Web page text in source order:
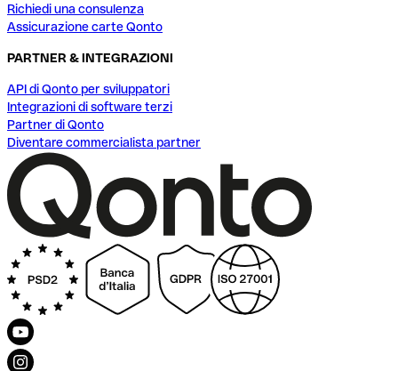
Richiedi una consulenza
Assicurazione carte Qonto
PARTNER & INTEGRAZIONI
API di Qonto per sviluppatori
Integrazioni di software terzi
Partner di Qonto
Diventare commercialista partner